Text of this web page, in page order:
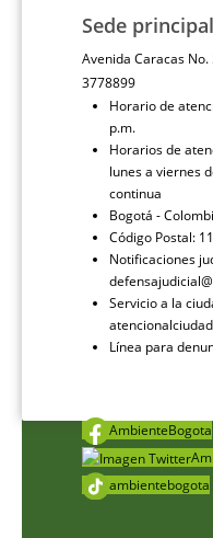
Sede principal
Avenida Caracas
3778899
Horario de
p.m.
Horarios de
lunes a viernes
continua
Bogotá -
Código Postal:
Notificaciones
Servicio a la
Línea para
AmbienteBogota
ambientebogota